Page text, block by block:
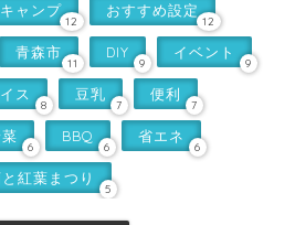
キャンプ
12
おすすめ設定
12
青森市
11
DIY
9
イベント
9
ス
8
豆乳
7
便利
7
6
BBQ
6
省エネ
6
紅葉まつり
5